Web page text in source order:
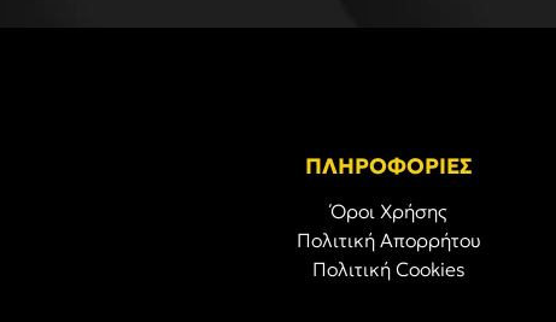
ΠΛΗΡΟΦΟΡΙΕΣ
Όροι Χρήσης
Πολιτική Απορρήτου
Πολιτική Cookies